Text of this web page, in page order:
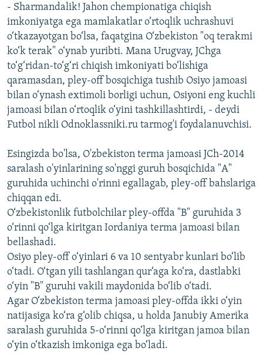
- Sharmandalik! Jahon chempionatiga chiqish
imkoniyatga ega mamlakatlar o‘rtoqlik uchrashuvi
o‘tkazayotgan bo‘lsa, faqatgina O‘zbekiston "oq terakmi
ko‘k terak" o‘ynab yuribti. Mana Urugvay, JChga
to‘g‘ridan-to‘g‘ri chiqish imkoniyati bo‘lishiga
qaramasdan, pley-off bosqichiga tushib Osiyo jamoasi
bilan o‘ynash extimoli borligi uchun, Osiyoni eng kuchli
jamoasi bilan o‘rtoqlik o‘yini tashkillashtirdi, - deydi
Futbol nikli Odnoklassniki.ru tarmog'i foydalanuvchisi.
Esingizda bo'lsa, O'zbekiston terma jamoasi JCh-2014
saralash o'yinlarining so'nggi guruh bosqichida "A"
guruhida uchinchi o'rinni egallagab, pley-off bahslariga
chiqqan edi.
O‘zbekistonlik futbolchilar pley-offda "B" guruhida 3
o‘rinni qo‘lga kiritgan Iordaniya terma jamoasi bilan
bellashadi.
Osiyo pley-off o‘yinlari 6 va 10 sentyabr kunlari bo‘lib
o‘tadi. O‘tgan yili tashlangan qur‘aga ko‘ra, dastlabki
o‘yin "B" guruhi vakili maydonida bo‘lib o‘tadi.
Agar O‘zbekiston terma jamoasi pley-offda ikki o‘yin
natijasiga ko‘ra g‘olib chiqsa, u holda Janubiy Amerika
saralash guruhida 5-o‘rinni qo‘lga kiritgan jamoa bilan
o‘yin o‘tkazish imkoniga ega bo‘ladi.